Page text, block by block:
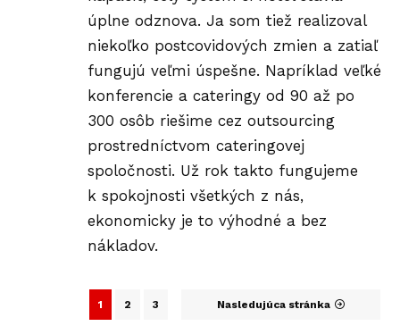
úplne odznova. Ja som tiež realizoval
niekoľko postcovidových zmien a zatiaľ
fungujú veľmi úspešne. Napríklad veľké
konferencie a cateringy od 90 až po
300 osôb riešime cez outsourcing
prostredníctvom cateringovej
spoločnosti. Už rok takto fungujeme
k spokojnosti všetkých z nás,
ekonomicky je to výhodné a bez
nákladov.
1 2 3 Nasledujúca stránka